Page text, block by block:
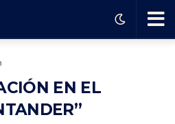
EN EL